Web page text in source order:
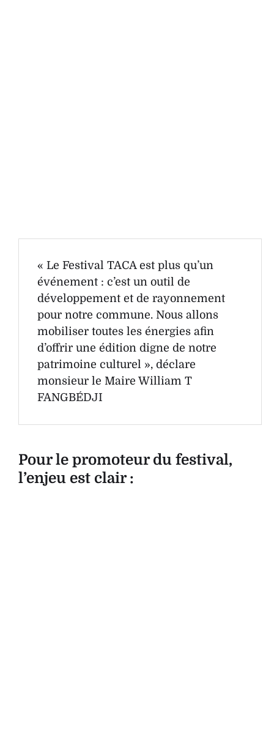
« Le Festival TACA est plus qu’un
événement : c’est un outil de
développement et de rayonnement
pour notre commune. Nous allons
mobiliser toutes les énergies afin
d’offrir une édition digne de notre
patrimoine culturel », déclare
monsieur le Maire William T
FANGBÉDJI
Pour le promoteur du festival,
l’enjeu est clair :